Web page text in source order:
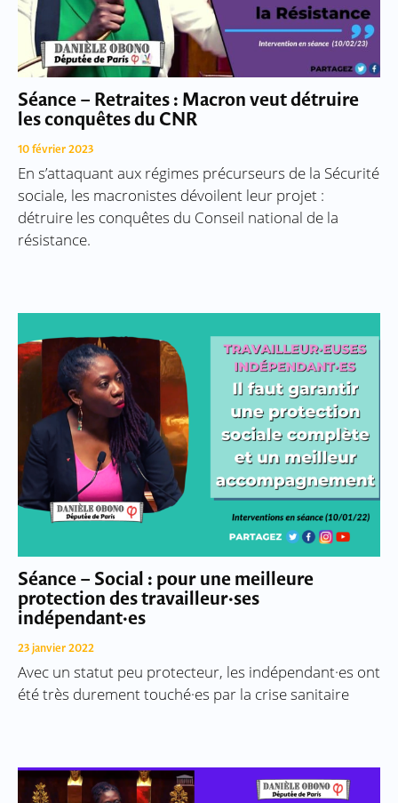
Séance – Retraites : Macron veut détruire
les conquêtes du CNR
10 février 2023
En s’attaquant aux régimes précurseurs de la Sécurité
sociale, les macronistes dévoilent leur projet :
détruire les conquêtes du Conseil national de la
résistance.
Séance – Social : pour une meilleure
protection des travailleur·ses
indépendant·es
23 janvier 2022
Avec un statut peu protecteur, les indépendant·es ont
été très durement touché·es par la crise sanitaire